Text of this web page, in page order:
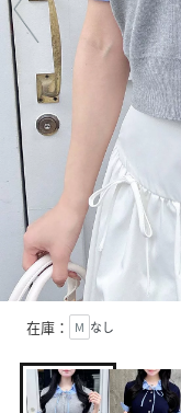
在庫： M なし